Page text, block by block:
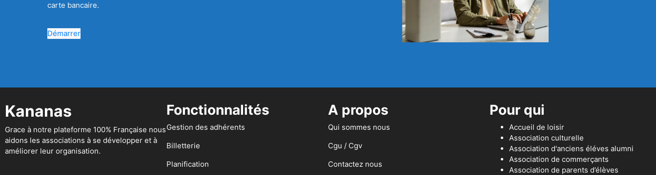
carte bancaire.
Démarrer
Kananas
Grace à notre plateforme 100% Française nous
aidons les associations à se développer et à
améliorer leur organisation.
Fonctionnalités
Gestion des adhérents
Billetterie
Planification
A propos
Qui sommes nous
Cgu / Cgv
Contactez nous
Pour qui
Accueil de loisir
Association culturelle
Association d'anciens éléves alumni
Association de commerçants
Association de parents d’élèves